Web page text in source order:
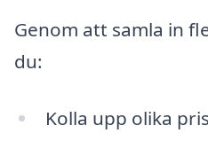
Genom att samla in
du:
Kolla upp olika